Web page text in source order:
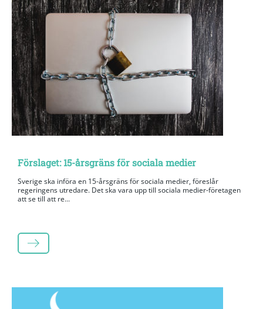
Förslaget: 15-årsgräns för sociala medier
Sverige ska införa en 15-årsgräns för sociala medier, föreslår
regeringens utredare. Det ska vara upp till sociala medier-företagen
att se till att re...
LÄS MER